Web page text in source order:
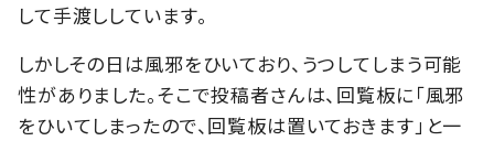
して手渡ししています。
しかしその日は風邪をひいており、うつしてしまう可能
性がありました。そこで投稿者さんは、回覧板に「風邪
をひいてしまったので、回覧板は置いておきます」と一